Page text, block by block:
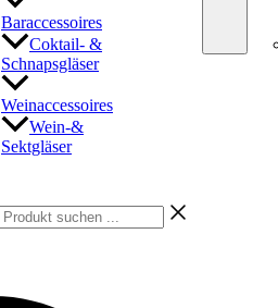
Baraccessoires
Coktail- &
Schnapsgläser
Weinaccessoires
Wein-&
Sektgläser